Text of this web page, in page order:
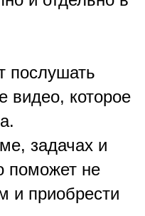
послушать
видео, которое
задачах и
поможет не
и приобрести